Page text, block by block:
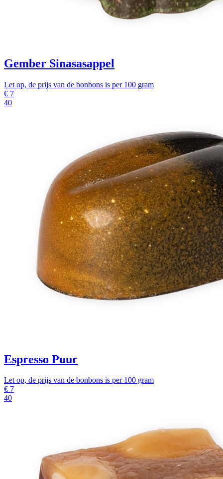
Gember Sinasasappel
Let op, de prijs van de bonbons is per 100 gram
€ 7
40
Espresso Puur
Let op, de prijs van de bonbons is per 100 gram
€ 7
40